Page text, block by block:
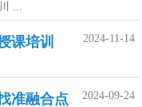
...
2024-11-14
课培训
2024-09-24
准融合点